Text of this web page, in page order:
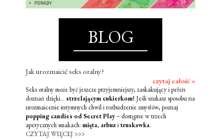
BLOG
Jak urozmaicić seks oralny?
czytaj całość »
Seks oralny może być jeszcze przyjemniejszy, zaskakujący i pełen
doznań dzięki... strzelającym cukierkom! Jeśli szukasz sposobu na
urozmaicenie intymnych chwil i rozbudzenie zmysłów, poznaj
popping candies od Secret Play– dostępne w trzech
apetycznych smakach: mięta, arbuzitruskawka.
CZYTAJ WIĘCEJ >>>